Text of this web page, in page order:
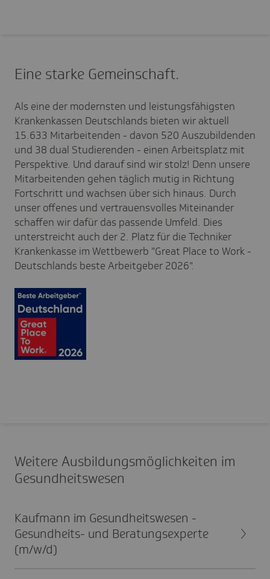
Eine starke Gemein­schaft.
Als eine der modernsten und leistungsfähigsten
Krankenkassen Deutschlands bieten wir aktuell
15.633 Mitarbeitenden - davon 520 Auszubildenden
und 38 dual Studierenden - einen Arbeitsplatz mit
Perspektive. Und darauf sind wir stolz! Denn unsere
Mitarbeitenden gehen täglich mutig in Richtung
Fortschritt und wachsen über sich hinaus. Durch
unser offenes und vertrauensvolles Miteinander
schaffen wir dafür das passende Umfeld. Dies
unterstreicht auch der 2. Platz für die Techniker
Krankenkasse im Wettbewerb "Great Place to Work -
Deutschlands beste Arbeitgeber 2026".
Weitere Ausbil­dungs­mög­lich­keiten im
Gesund­heits­wesen
Kauf­­mann im Gesun­d­heits­­­wesen -
Gesund­heits- und Bera­tungs­ex­perte
(m/w/d)